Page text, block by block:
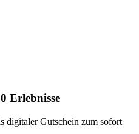
Erlebnisse
digitaler Gutschein zum sofort